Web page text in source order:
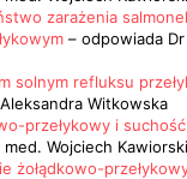
zarażenia
– odpowiada
solnym refluksu
Witkowska
przełykowy i
med. Wojciech Kawiorski
żołądkowo-